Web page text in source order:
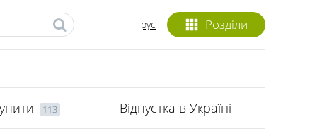
Розділи
рус
113 Відпустка в Україні